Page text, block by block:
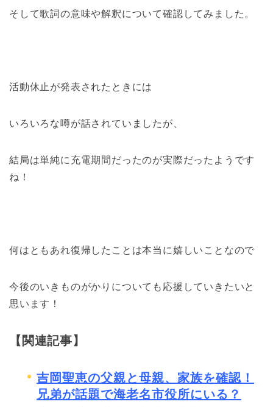
そして歌詞の意味や解釈について確認してみました。
活動休止が発表されたときには
いろいろな噂が話されていましたが、
結局は単純に充電期間だったのが実際だったようです
ね！
何はともあれ復帰したことは本当に嬉しいことなので
今後のいきものがかりについても応援していきたいと
思います！
【関連記事】
吉岡聖恵の父親と母親、家族を確認！
兄弟が話題で海老名市役所にいる？